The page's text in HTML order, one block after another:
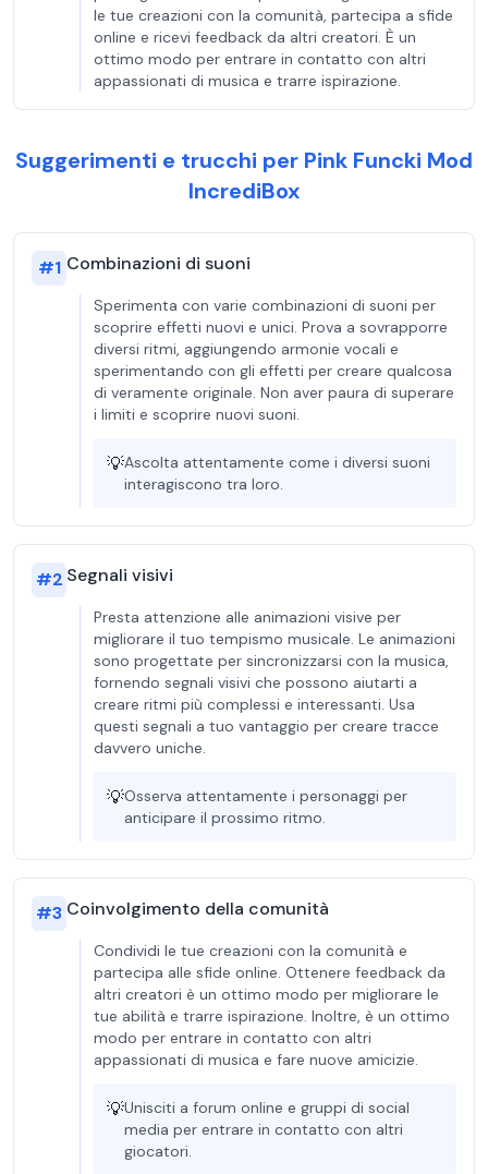
le tue creazioni con la comunità, partecipa a sfide
online e ricevi feedback da altri creatori. È un
ottimo modo per entrare in contatto con altri
appassionati di musica e trarre ispirazione.
Suggerimenti e trucchi per Pink Funcki Mod
IncrediBox
#1 Combinazioni di suoni
Sperimenta con varie combinazioni di suoni per
scoprire effetti nuovi e unici. Prova a sovrapporre
diversi ritmi, aggiungendo armonie vocali e
sperimentando con gli effetti per creare qualcosa
di veramente originale. Non aver paura di superare
i limiti e scoprire nuovi suoni.
💡Ascolta attentamente come i diversi suoni
interagiscono tra loro.
#2 Segnali visivi
Presta attenzione alle animazioni visive per
migliorare il tuo tempismo musicale. Le animazioni
sono progettate per sincronizzarsi con la musica,
fornendo segnali visivi che possono aiutarti a
creare ritmi più complessi e interessanti. Usa
questi segnali a tuo vantaggio per creare tracce
davvero uniche.
💡Osserva attentamente i personaggi per
anticipare il prossimo ritmo.
#3 Coinvolgimento della comunità
Condividi le tue creazioni con la comunità e
partecipa alle sfide online. Ottenere feedback da
altri creatori è un ottimo modo per migliorare le
tue abilità e trarre ispirazione. Inoltre, è un ottimo
modo per entrare in contatto con altri
appassionati di musica e fare nuove amicizie.
💡Unisciti a forum online e gruppi di social
media per entrare in contatto con altri
giocatori.